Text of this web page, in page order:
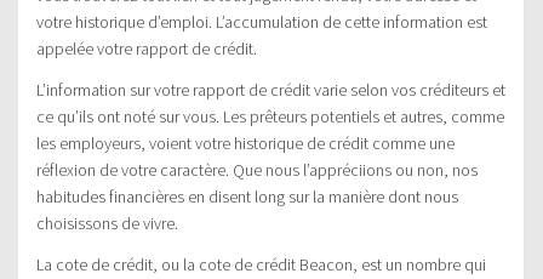
votre historique d’emploi. L’accumulation de cette information est
appelée votre rapport de crédit.
L’information sur votre rapport de crédit varie selon vos créditeurs et
ce qu’ils ont noté sur vous. Les prêteurs potentiels et autres, comme
les employeurs, voient votre historique de crédit comme une
réflexion de votre caractère. Que nous l’appréciions ou non, nos
habitudes financières en disent long sur la manière dont nous
choisissons de vivre.
La cote de crédit, ou la cote de crédit Beacon, est un nombre qui